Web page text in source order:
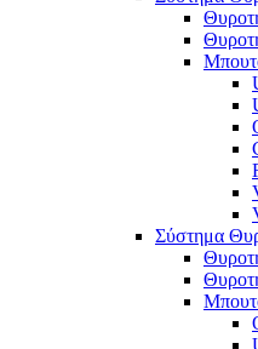
Σύστημα